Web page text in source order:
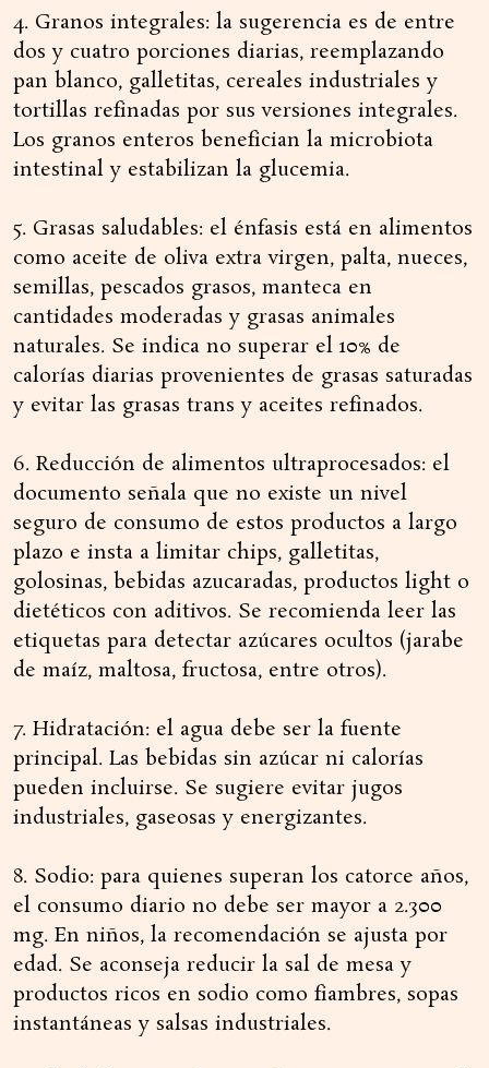
4. Granos integrales: la sugerencia es de entre
dos y cuatro porciones diarias, reemplazando
pan blanco, galletitas, cereales industriales y
tortillas refinadas por sus versiones integrales.
Los granos enteros benefician la microbiota
intestinal y estabilizan la glucemia.
5. Grasas saludables: el énfasis está en alimentos
como aceite de oliva extra virgen, palta, nueces,
semillas, pescados grasos, manteca en
cantidades moderadas y grasas animales
naturales. Se indica no superar el 10% de
calorías diarias provenientes de grasas saturadas
y evitar las grasas trans y aceites refinados.
6. Reducción de alimentos ultraprocesados: el
documento señala que no existe un nivel
seguro de consumo de estos productos a largo
plazo e insta a limitar chips, galletitas,
golosinas, bebidas azucaradas, productos light o
dietéticos con aditivos. Se recomienda leer las
etiquetas para detectar azúcares ocultos (jarabe
de maíz, maltosa, fructosa, entre otros).
7. Hidratación: el agua debe ser la fuente
principal. Las bebidas sin azúcar ni calorías
pueden incluirse. Se sugiere evitar jugos
industriales, gaseosas y energizantes.
8. Sodio: para quienes superan los catorce años,
el consumo diario no debe ser mayor a 2.300
mg. En niños, la recomendación se ajusta por
edad. Se aconseja reducir la sal de mesa y
productos ricos en sodio como fiambres, sopas
instantáneas y salsas industriales.